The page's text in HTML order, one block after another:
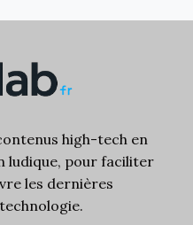
high-tech en
ludique, pour faciliter
les dernières